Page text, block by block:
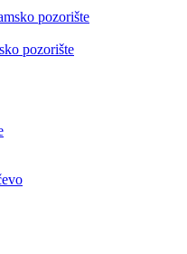
pozorište
pozorište